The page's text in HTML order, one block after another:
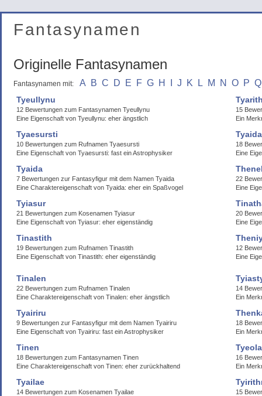
Fantasynamen
Originelle Fantasynamen
Fantasynamen mit: A B C D E F G H J K L M N O P Q
Tyeullynu
12 Bewertungen zum Fantasynamen Tyeullynu
Eine Eigenschaft von Tyeullynu: eher ängstlich
15
Ein
Tyaesursti
10 Bewertungen zum Rufnamen Tyaesursti
Eine Eigenschaft von Tyaesursti: fast ein Astrophysiker
18
Eine
Tyaida
7 Bewertungen zur Fantasyfigur mit dem Namen Tyaida
Eine Charaktereigenschaft von Tyaida: eher ein Spaßvogel
22
Eine
Tyiasur
21 Bewertungen zum Kosenamen Tyiasur
Eine Eigenschaft von Tyiasur: eher eigenständig
20
Eine
Tinastith
19 Bewertungen zum Rufnamen Tinastith
Eine Eigenschaft von Tinastith: eher eigenständig
12
Eine
Tinalen
22 Bewertungen zum Rufnamen Tinalen
Eine Charaktereigenschaft von Tinalen: eher ängstlich
14
Ein
Tyairiru
9 Bewertungen zur Fantasyfigur mit dem Namen Tyairiru
Eine Eigenschaft von Tyairiru: fast ein Astrophysiker
18
Ein
Tinen
18 Bewertungen zum Fantasynamen Tinen
Eine Charaktereigenschaft von Tinen: eher zurückhaltend
16
Ein
Tyailae
14 Bewertungen zum Kosenamen Tyailae
15